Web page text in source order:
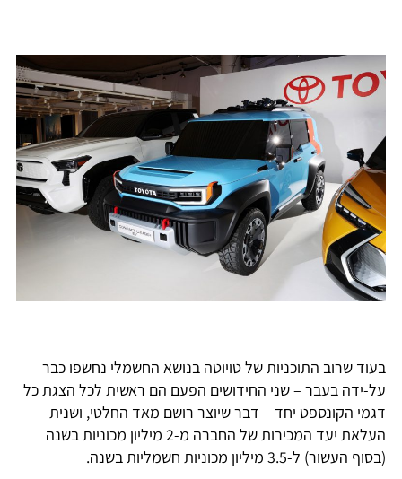
בעוד שרוב התוכניות של טויוטה בנושא החשמלי נחשפו כבר
על-ידה בעבר – שני החידושים הפעם הם ראשית לכל הצגת כל
דגמי הקונספט יחד – דבר שיוצר רושם מאד החלטי, ושנית –
העלאת יעד המכירות של החברה מ-2 מיליון מכוניות בשנה
(בסוף העשור) ל-3.5 מיליון מכוניות חשמליות בשנה.